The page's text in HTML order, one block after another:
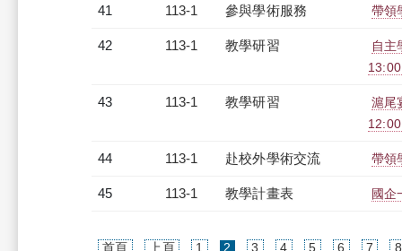
41 113-1 參與學術服務 帶領
42 113-1 教學研習
自主
43 113-1 教學研習
滬尾
44 113-1 赴校外學術交流 帶領
45 113-1 教學計畫表 國企
首頁 上頁 1 2 (current)
3 4 5 6 7 8